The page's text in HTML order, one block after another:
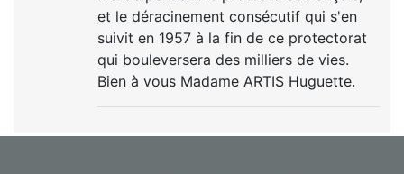
et le déracinement consécutif qui s'en
suivit en 1957 à la fin de ce protectorat
qui bouleversera des milliers de vies.
Bien à vous Madame ARTIS Huguette.